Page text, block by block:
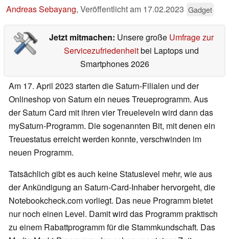
Andreas Sebayang, Veröffentlicht am 17.02.2023 Gadget
Jetzt mitmachen: Unsere große Umfrage zur
Servicezufriedenheitbei Laptops und
Smartphones 2026
Am 17. April 2023 starten die Saturn-Filialen und der
Onlineshop von Saturn ein neues Treueprogramm. Aus
der Saturn Card mit ihren vier Treueleveln wird dann das
mySaturn-Programm. Die sogenannten Bit, mit denen ein
Treuestatus erreicht werden konnte, verschwinden im
neuen Programm.
Tatsächlich gibt es auch keine Statuslevel mehr, wie aus
der Ankündigung an Saturn-Card-Inhaber hervorgeht, die
Notebookcheck.com vorliegt. Das neue Programm bietet
nur noch einen Level. Damit wird das Programm praktisch
zu einem Rabattprogramm für die Stammkundschaft. Das